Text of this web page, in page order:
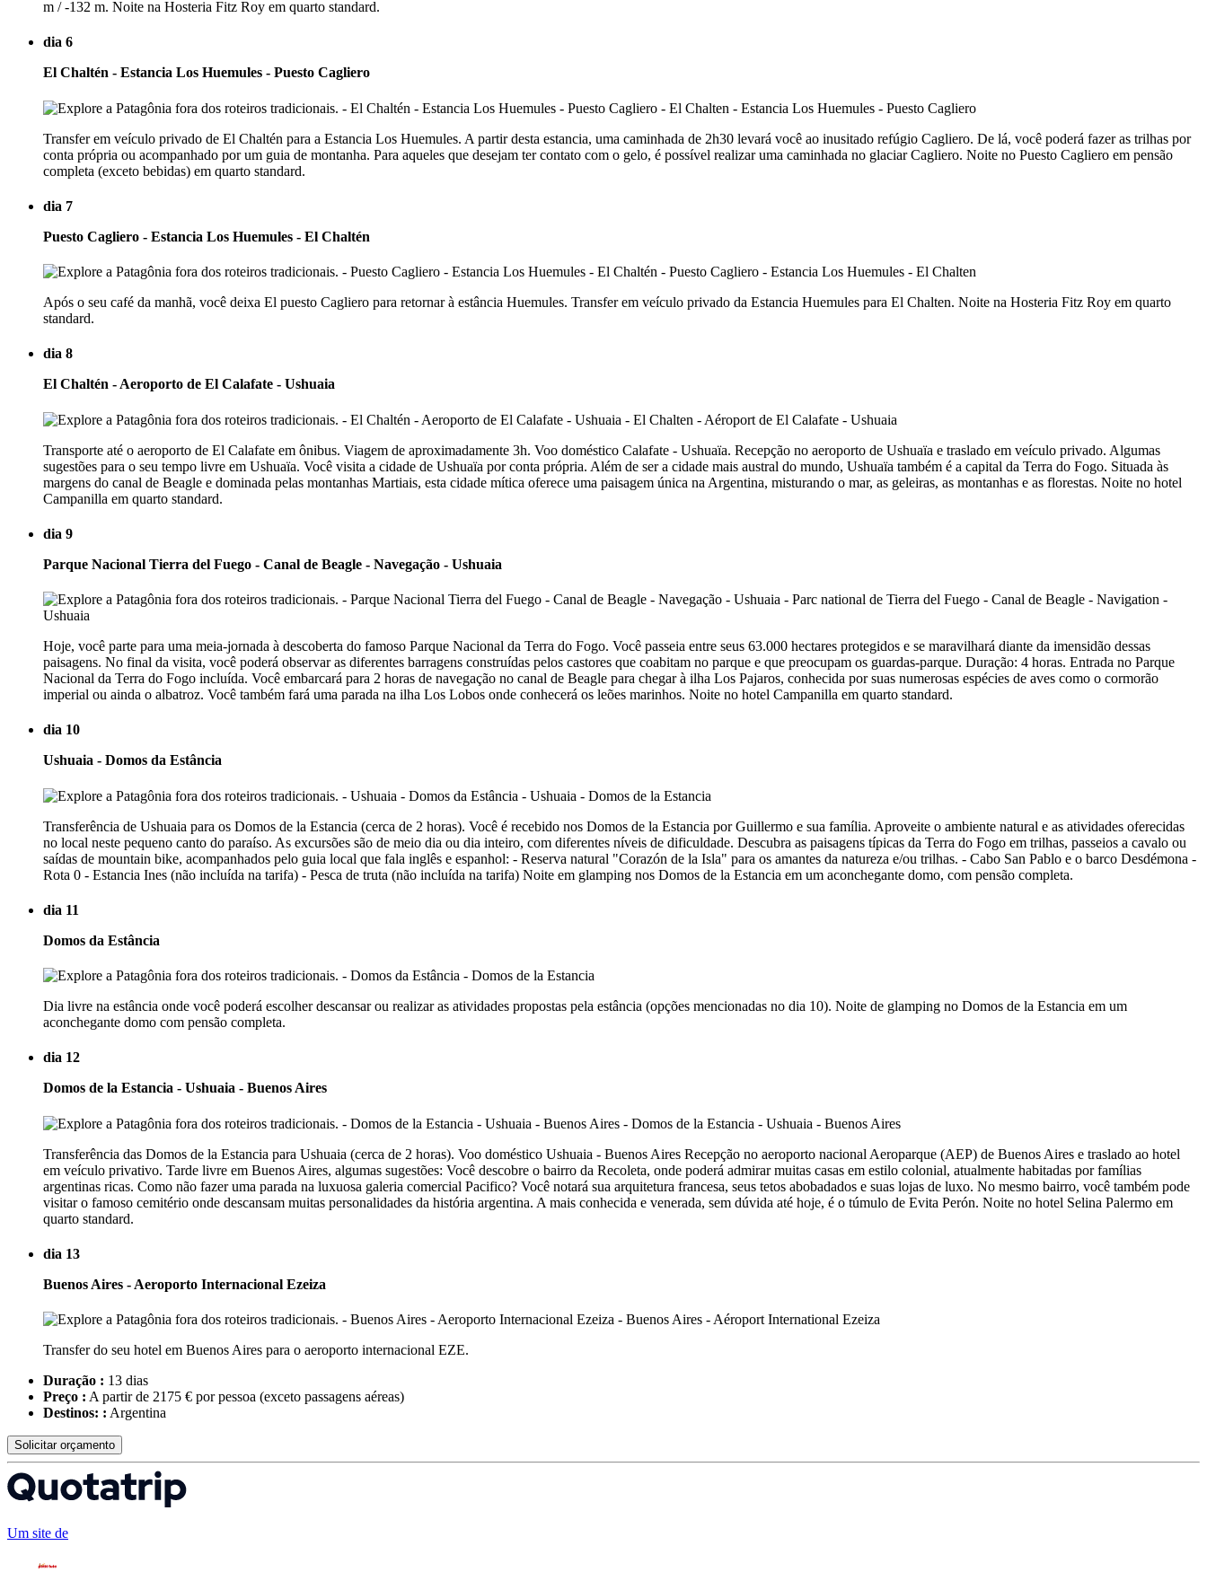
m / -132 m. Noite na Hosteria Fitz Roy em quarto standard.
dia 6
El Chaltén - Estancia Los Huemules - Puesto Cagliero
Transfer em veículo privado de El Chaltén para a Estancia Los Huemules. A partir desta estancia, uma caminhada de 2h30 levará você ao inusitado refúgio Cagliero. De lá, você poderá fazer as trilhas por
conta própria ou acompanhado por um guia de montanha. Para aqueles que desejam ter contato com o gelo, é possível realizar uma caminhada no glaciar Cagliero. Noite no Puesto Cagliero em pensão
completa (exceto bebidas) em quarto standard.
dia 7
Puesto Cagliero - Estancia Los Huemules - El Chaltén
Após o seu café da manhã, você deixa El puesto Cagliero para retornar à estância Huemules. Transfer em veículo privado da Estancia Huemules para El Chalten. Noite na Hosteria Fitz Roy em quarto
standard.
dia 8
El Chaltén - Aeroporto de El Calafate - Ushuaia
Transporte até o aeroporto de El Calafate em ônibus. Viagem de aproximadamente 3h. Voo doméstico Calafate - Ushuaïa. Recepção no aeroporto de Ushuaïa e traslado em veículo privado. Algumas
sugestões para o seu tempo livre em Ushuaïa. Você visita a cidade de Ushuaïa por conta própria. Além de ser a cidade mais austral do mundo, Ushuaïa também é a capital da Terra do Fogo. Situada às
margens do canal de Beagle e dominada pelas montanhas Martiais, esta cidade mítica oferece uma paisagem única na Argentina, misturando o mar, as geleiras, as montanhas e as florestas. Noite no hotel
Campanilla em quarto standard.
dia 9
Parque Nacional Tierra del Fuego - Canal de Beagle - Navegação - Ushuaia
Hoje, você parte para uma meia-jornada à descoberta do famoso Parque Nacional da Terra do Fogo. Você passeia entre seus 63.000 hectares protegidos e se maravilhará diante da imensidão dessas
paisagens. No final da visita, você poderá observar as diferentes barragens construídas pelos castores que coabitam no parque e que preocupam os guardas-parque. Duração: 4 horas. Entrada no Parque
Nacional da Terra do Fogo incluída. Você embarcará para 2 horas de navegação no canal de Beagle para chegar à ilha Los Pajaros, conhecida por suas numerosas espécies de aves como o cormorão
imperial ou ainda o albatroz. Você também fará uma parada na ilha Los Lobos onde conhecerá os leões marinhos. Noite no hotel Campanilla em quarto standard.
dia 10
Ushuaia - Domos da Estância
Transferência de Ushuaia para os Domos de la Estancia (cerca de 2 horas). Você é recebido nos Domos de la Estancia por Guillermo e sua família. Aproveite o ambiente natural e as atividades oferecidas
no local neste pequeno canto do paraíso. As excursões são de meio dia ou dia inteiro, com diferentes níveis de dificuldade. Descubra as paisagens típicas da Terra do Fogo em trilhas, passeios a cavalo ou
saídas de mountain bike, acompanhados pelo guia local que fala inglês e espanhol: - Reserva natural "Corazón de la Isla" para os amantes da natureza e/ou trilhas. - Cabo San Pablo e o barco Desdémona -
Rota 0 - Estancia Ines (não incluída na tarifa) - Pesca de truta (não incluída na tarifa) Noite em glamping nos Domos de la Estancia em um aconchegante domo, com pensão completa.
dia 11
Domos da Estância
Dia livre na estância onde você poderá escolher descansar ou realizar as atividades propostas pela estância (opções mencionadas no dia 10). Noite de glamping no Domos de la Estancia em um
aconchegante domo com pensão completa.
dia 12
Domos de la Estancia - Ushuaia - Buenos Aires
Transferência das Domos de la Estancia para Ushuaia (cerca de 2 horas). Voo doméstico Ushuaia - Buenos Aires Recepção no aeroporto nacional Aeroparque (AEP) de Buenos Aires e traslado ao hotel
em veículo privativo. Tarde livre em Buenos Aires, algumas sugestões: Você descobre o bairro da Recoleta, onde poderá admirar muitas casas em estilo colonial, atualmente habitadas por famílias
argentinas ricas. Como não fazer uma parada na luxuosa galeria comercial Pacifico? Você notará sua arquitetura francesa, seus tetos abobadados e suas lojas de luxo. No mesmo bairro, você também pode
visitar o famoso cemitério onde descansam muitas personalidades da história argentina. A mais conhecida e venerada, sem dúvida até hoje, é o túmulo de Evita Perón. Noite no hotel Selina Palermo em
quarto standard.
dia 13
Buenos Aires - Aeroporto Internacional Ezeiza
Transfer do seu hotel em Buenos Aires para o aeroporto internacional EZE.
Duração : 13 dias
Preço : A partir de 2175 € por pessoa (exceto passagens aéreas)
Destinos: : Argentina
Solicitar orçamento
Um site de